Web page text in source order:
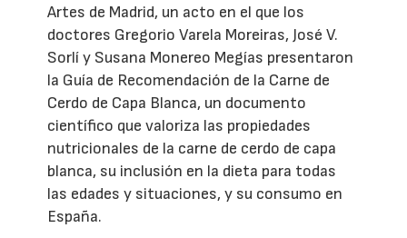
Artes de Madrid, un acto en el que los
doctores Gregorio Varela Moreiras, José V.
Sorlí y Susana Monereo Megías presentaron
la Guía de Recomendación de la Carne de
Cerdo de Capa Blanca, un documento
científico que valoriza las propiedades
nutricionales de la carne de cerdo de capa
blanca, su inclusión en la dieta para todas
las edades y situaciones, y su consumo en
España.